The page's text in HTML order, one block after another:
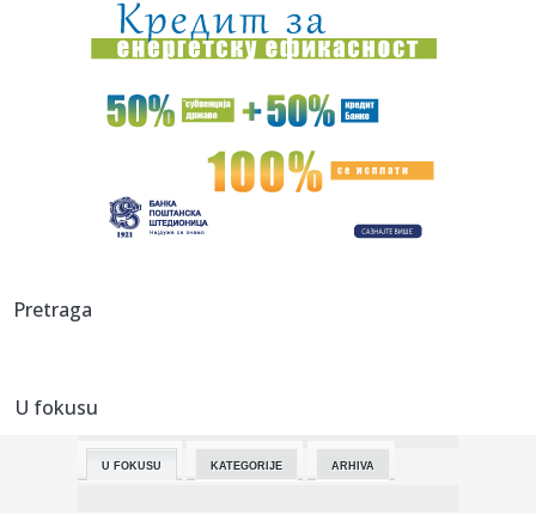
11:50:Vučić: Slučaj zvučni top će dobiti sudski epilog, tužilašt...
11:46:Bogdanović stigao – Smit odlazi
I dalje gori u Francuskoj; "Sezona požara počela ranije"
11:40:Vučić obišao "Osmeh Vojvodine": Na autoputevima u Srbiji
Vozinja st...
11:37:
11:32: Аргентина после драме и ...
Pretraga
U fokusu
U FOKUSU KATEGORIJE ARHIVA